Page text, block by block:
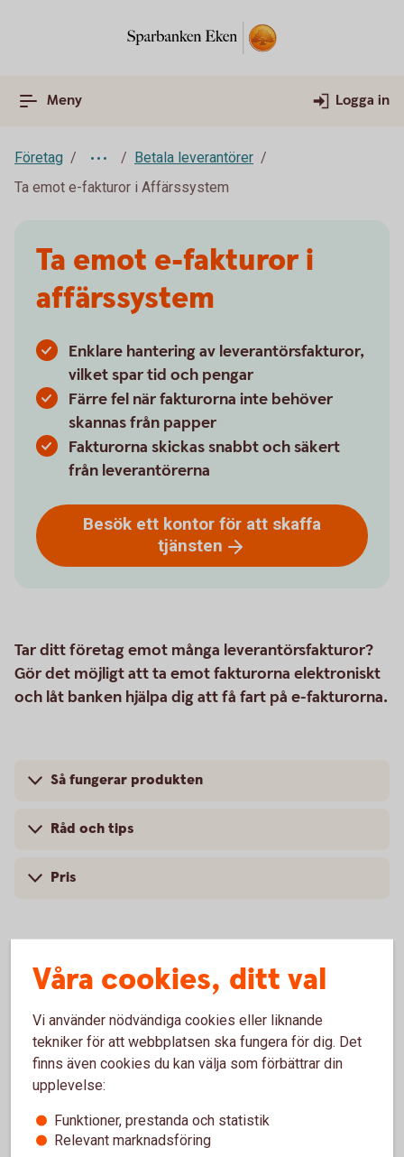
Meny Logga in
Företag
Betala leverantörer
Ta emot e-fakturor i Affärssystem
Ta emot e-fakturor i
affärssystem
Enklare hantering av leverantörsfakturor,
vilket spar tid och pengar
Färre fel när fakturorna inte behöver
skannas från papper
Fakturorna skickas snabbt och säkert
från leverantörerna
Besök ett kontor för att skaffa
tjänsten
Tar ditt företag emot många leverantörsfakturor?
Gör det möjligt att ta emot fakturorna elektroniskt
och låt banken hjälpa dig att få fart på e-fakturorna.
Så fungerar produkten
Råd och tips
Pris
För att se detta innehåll behöver du först
godkänna cookies för Funktioner, prestanda
och statistik.
Inställningar för cookies
Våra cookies, ditt val
Vi använder nödvändiga cookies eller liknande
tekniker för att webbplatsen ska fungera för dig. Det
finns även cookies du kan välja som förbättrar din
upplevelse:
Funktioner, prestanda och statistik
Relevant marknadsföring